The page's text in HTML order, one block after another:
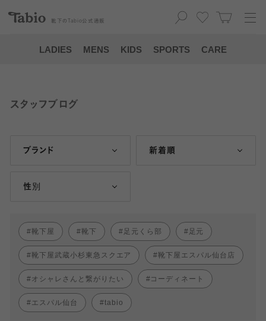
靴下の Tabio 公式通販
LADIES MENS KIDS SPORTS CARE
スタッフブログ
ブランド 新着順
性別
靴下屋 靴下 足元くら部 足元
靴下屋武蔵小杉東急スクエア 靴下屋エスパル仙台店
オシャレさんと繋がりたい コーディネート
エスパル仙台 tabio